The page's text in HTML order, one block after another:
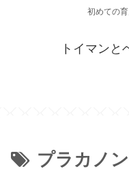
初めての
トイマンと
プラカノ